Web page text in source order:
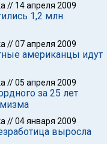
// 14 апреля 2009
1,2 млн.
//07 апреля 2009
американцы идут
//05 апреля 2009
за 25 лет
//04 января 2009
выросла